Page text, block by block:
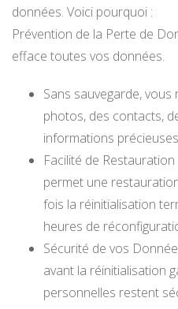
données. Voici pourquoi :
Prévention de la Perte de
efface toutes vos données.
Sans sauvegarde,
photos, des contacts,
informations
Facilité de
permet une
fois la réinitialisation
heures de
Sécurité de vos
avant la réinitialisation
personnelles restent